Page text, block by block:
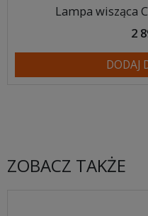
Lampa wisząca
2
DODAJ
ZOBACZ TAKŻE